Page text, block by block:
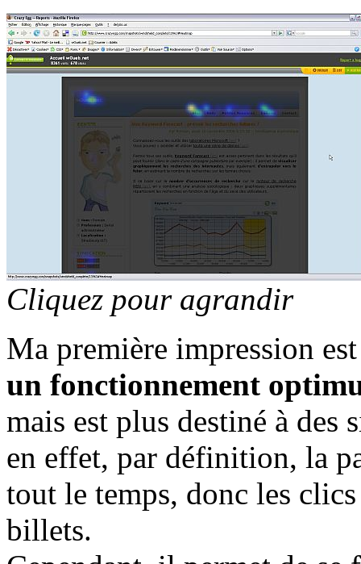
Cliquez pour agrandir
Ma première impression
un fonctionnement
mais est plus destiné à des
en effet, par définition, la
tout le temps, donc les
billets.